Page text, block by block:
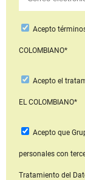
Acepto
COLOMBIANO*
Acepto el
EL COLOMBIANO*
Acepto que
personales con
Tratamiento del